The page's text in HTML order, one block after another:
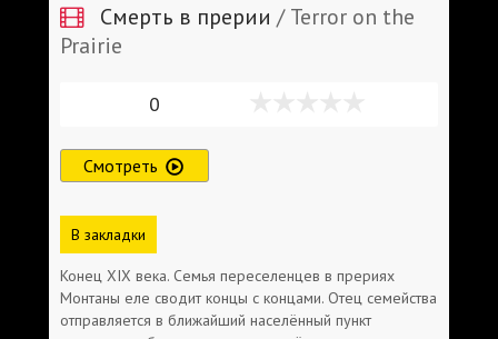
Смерть в прерии / Terror on the
Prairie
0
Смотреть
В закладки
Конец XIX века. Семья переселенцев в прериях
Монтаны еле сводит концы с концами. Отец семейства
отправляется в ближайший населённый пункт